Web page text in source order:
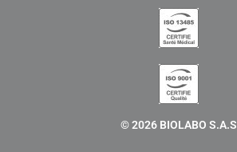
© 2026 BIOLABO S.A.S